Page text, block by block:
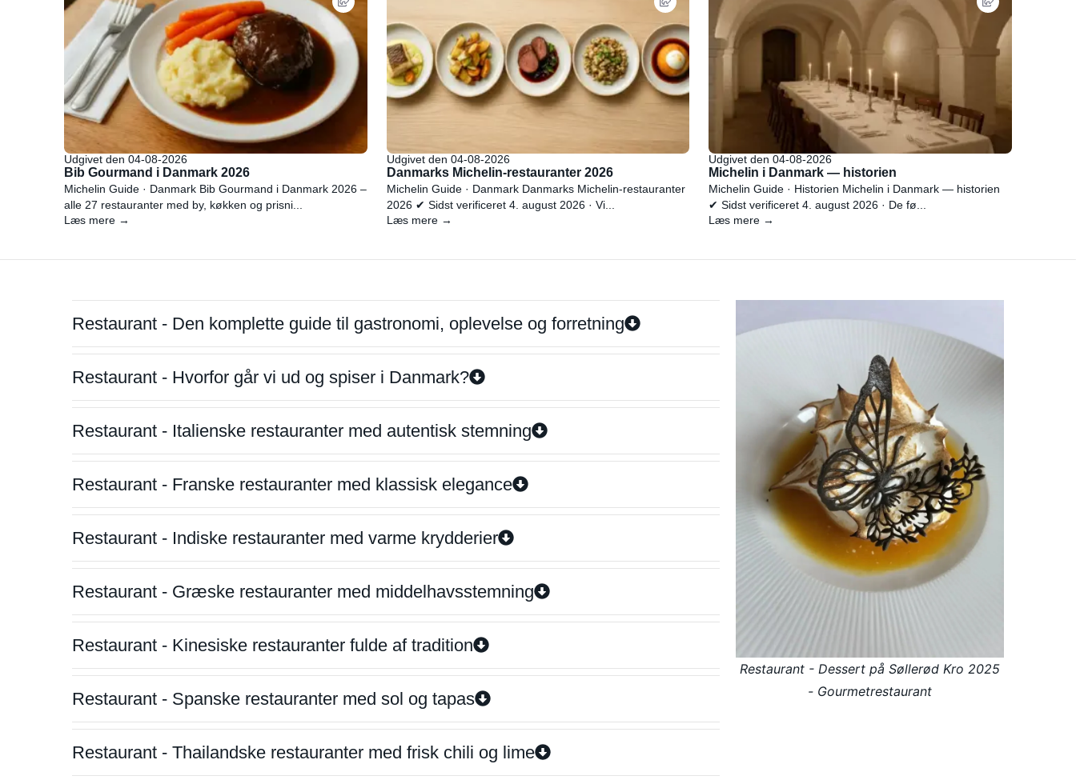
Udgivet den 04-08-2026
Bib Gourmand i Danmark 2026
Michelin Guide · Danmark Bib Gourmand i Danmark 2026 –
alle 27 restauranter med by, køkken og prisni...
Læs mere →
Udgivet den 04-08-2026
Danmarks Michelin-restauranter 2026
Michelin Guide · Danmark Danmarks Michelin-restauranter
2026 ✔ Sidst verificeret 4. august 2026 · Vi...
Læs mere →
Udgivet den 04-08-2026
Michelin i Danmark — historien
Michelin Guide · Historien Michelin i Danmark — historien
✔ Sidst verificeret 4. august 2026 · De fø...
Læs mere →
Restaurant - Den komplette guide til gastronomi, oplevelse og forretning
Restaurant - Hvorfor går vi ud og spiser i Danmark?
Restaurant - Italienske restauranter med autentisk stemning
Restaurant - Franske restauranter med klassisk elegance
Restaurant - Indiske restauranter med varme krydderier
Restaurant - Græske restauranter med middelhavsstemning
Restaurant - Kinesiske restauranter fulde af tradition
Restaurant - Spanske restauranter med sol og tapas
Restaurant - Thailandske restauranter med frisk chili og lime
Restaurant - Dessert på Søllerød Kro 2025
- Gourmetrestaurant